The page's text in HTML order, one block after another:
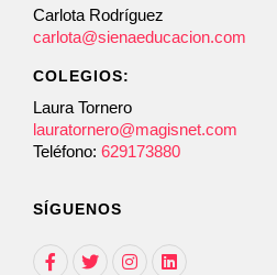
Carlota Rodríguez
carlota@sienaeducacion.com
COLEGIOS:
Laura Tornero
lauratornero@magisnet.com
Teléfono: 629173880
SÍGUENOS